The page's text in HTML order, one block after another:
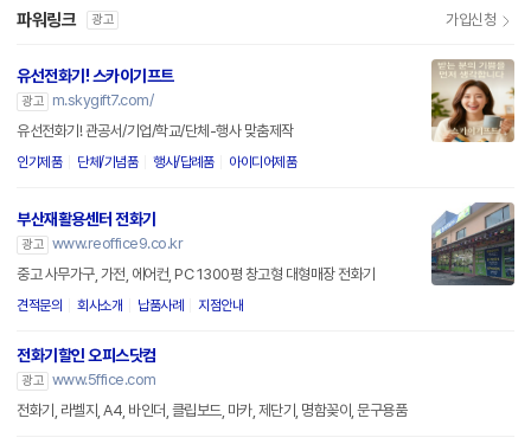
파워링크 광고 가입신청
유선전화기! 스카이기프트
광고
m.skygift7.com/
유선전화기! 관공서/기업/학교/단체-행사 맞춤제작
인기제품 단체/기념품 행사/답례품 아이디어제품
부산재활용센터 전화기
광고 www.reoffice9.co.kr
중고 사무가구, 가전, 에어컨, PC 1300평 창고형 대형매장 전화기
견적문의 회사소개 납품사례 지점안내
전화기할인 오피스닷컴
광고 www.5ffice.com
전화기, 라벨지, A4, 바인더, 클립보드, 마카, 제단기, 명함꽂이, 문구용품